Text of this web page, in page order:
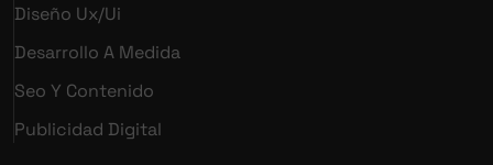
Diseño Ux/ui
Desarrollo A Medida
Seo Y Contenido
Publicidad Digital